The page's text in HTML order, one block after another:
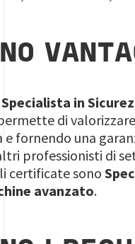
in
di
fornendo una
professionisti di
certificate sono
avanzato.